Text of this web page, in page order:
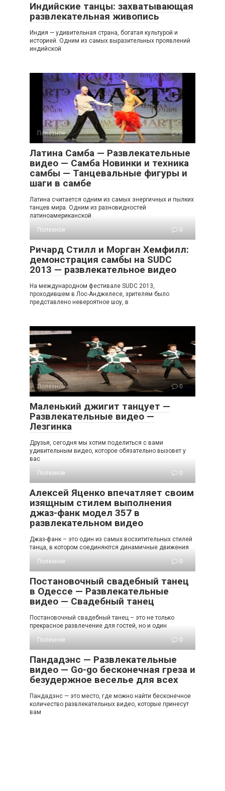
Индийские танцы: захватывающая
развлекательная живопись
Индия — удивительная страна, богатая культурой и
историей. Одним из самых выразительных проявлений
индийской
Полезное 0
Латина Самба — Развлекательные
видео — Самба Новинки и техника
самбы — Танцевальные фигуры и
шаги в самбе
Латина считается одним из самых энергичных и пылких
танцев мира. Одним из разновидностей
латиноамериканской
Полезное
0
Ричард Стилл и Морган Хемфилл:
демонстрация самбы на SUDC
2013 — развлекательное видео
На международном фестивале SUDC 2013,
проходившем в Лос-Анджелесе, зрителям было
представлено невероятное шоу, в
Полезное 0
Маленький джигит танцует —
Развлекательные видео —
Лезгинка
Друзья, сегодня мы хотим поделиться с вами
удивительным видео, которое обязательно вызовет у
вас
Полезное
0
Алексей Яценко впечатляет своим
изящным стилем выполнения
джаз-фанк модел 357 в
развлекательном видео
Джаз-фанк – это один из самых восхитительных стилей
танца, в котором соединяются динамичные движения
Полезное
0
Постановочный свадебный танец
в Одессе — Развлекательные
видео — Свадебный танец
Постановочный свадебный танец – это не только
прекрасное развлечение для гостей, но и один
Полезное
0
Пандадэнс — Развлекательные
видео — Go-go бесконечная греза и
безудержное веселье для всех
Пандадэнс — это место, где можно найти бесконечное
количество развлекательных видео, которые принесут
вам